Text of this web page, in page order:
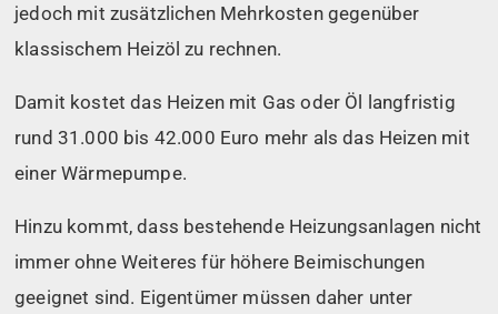
jedoch mit zusätzlichen Mehrkosten gegenüber
klassischem Heizöl zu rechnen.
Damit kostet das Heizen mit Gas oder Öl langfristig
rund 31.000 bis 42.000 Euro mehr als das Heizen mit
einer Wärmepumpe.
Hinzu kommt, dass bestehende Heizungsanlagen nicht
immer ohne Weiteres für höhere Beimischungen
geeignet sind. Eigentümer müssen daher unter